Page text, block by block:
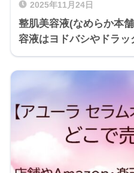
2025年11月24日
整肌美容液(なめらか本
容液はヨドバシやドラ